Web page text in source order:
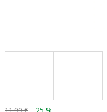
11.99 € –25 %